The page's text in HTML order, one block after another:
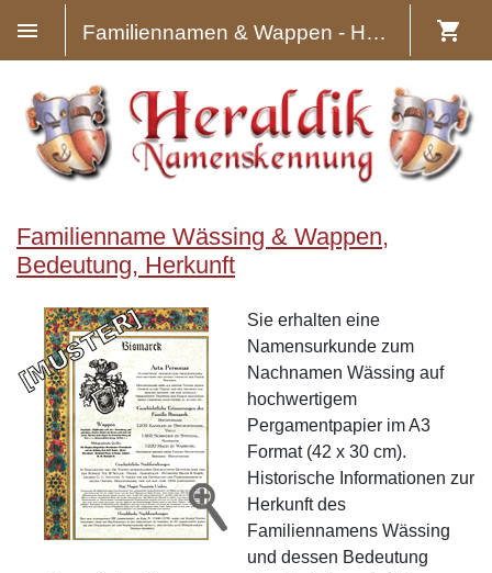
Familiennamen & Wappen - Heraldik
Familienname Wässing & Wappen,
Bedeutung, Herkunft
Sie erhalten eine
Namensurkunde zum
Nachnamen Wässing auf
hochwertigem
Pergamentpapier im A3
Format (42 x 30 cm).
Historische Informationen zur
Herkunft des
Familiennamens Wässing
und dessen Bedeutung